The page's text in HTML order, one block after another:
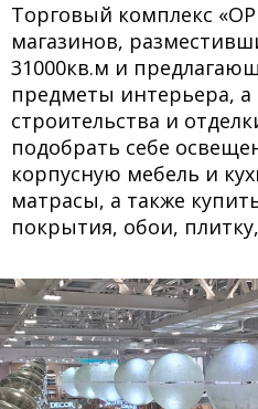
Торговый комплекс
магазинов,
31000кв.м и
предметы интерьера, а
строительства и
подобрать себе
корпусную мебель и
матрасы, а также
покрытия, обои,